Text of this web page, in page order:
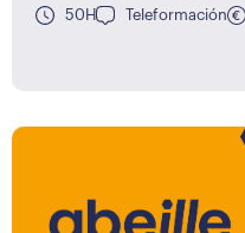
50H Teleformación